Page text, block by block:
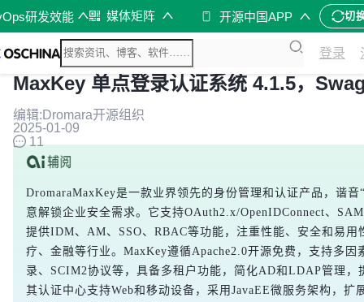
研发效能 媒体矩阵 开源中国APP 切
登录
MaxKey 单点登录认证系统 4.1.5，
编辑:Dromara开源组织
2025-01-09
11
DromaraMaxKey是一款业界领先的身份管理和认证产品，谐音
意解锁企业安全需求。它支持OAuth2.x/OpenIDConnect、
提供IDM、AM、SSO、RBAC等功能，注重性能、安全和易用
疗、金融等行业。MaxKey遵循Apache2.0开源免费，支持多因
录、SCIM2协议等，具备多租户功能，简化AD和LDAP管理，
其认证中心支持Web和移动设备，采用JavaEE微服务架构，扩